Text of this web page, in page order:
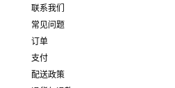
联系我们
常见问题
订单
支付
配送政策